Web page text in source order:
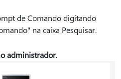
de Comando digitando
na caixa Pesquisar.
administrador.